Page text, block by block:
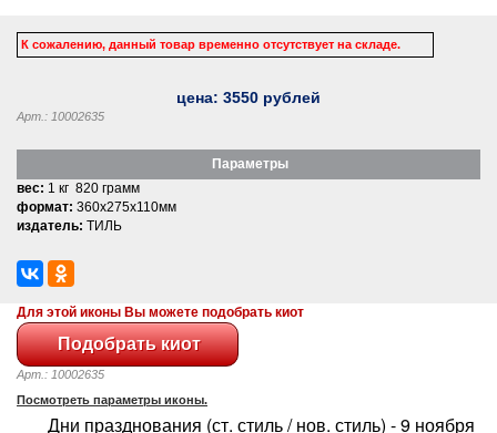
К сожалению, данный товар временно отсутствует на складе.
цена: 3550 рублей
Арт.: 10002635
Параметры
вес: 1 кг 820 грамм
формат: 360x275x110мм
издатель: ТИЛЬ
Для этой иконы Вы можете подобрать киот
Арт.: 10002635
Посмотреть параметры иконы.
Дни празднования (ст. стиль / нов. стиль) - 9 ноября